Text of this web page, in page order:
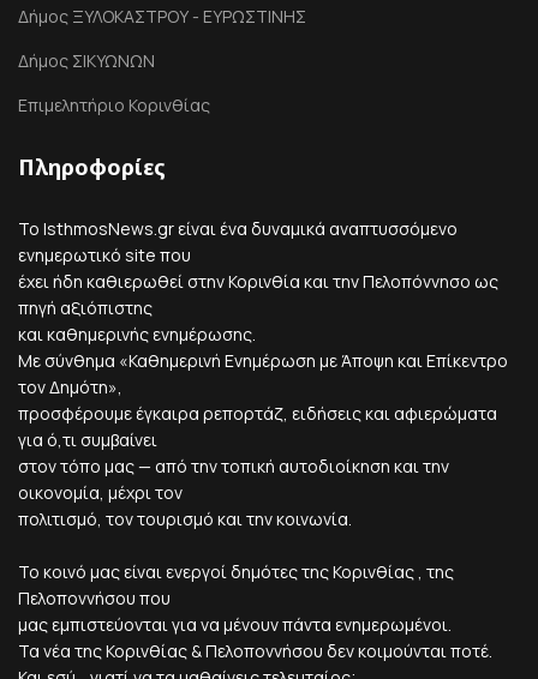
Δήμος ΞΥΛΟΚΑΣΤΡΟΥ - ΕΥΡΩΣΤΙΝΗΣ
Δήμος ΣΙΚΥΩΝΩΝ
Επιμελητήριο Κορινθίας
Πληροφορίες
Το IsthmosNews.gr είναι ένα δυναμικά αναπτυσσόμενο
ενημερωτικό site που
έχει ήδη καθιερωθεί στην Κορινθία και την Πελοπόννησο ως
πηγή αξιόπιστης
και καθημερινής ενημέρωσης.
Με σύνθημα «Καθημερινή Ενημέρωση με Άποψη και Επίκεντρο
τον Δημότη»,
προσφέρουμε έγκαιρα ρεπορτάζ, ειδήσεις και αφιερώματα
για ό,τι συμβαίνει
στον τόπο μας — από την τοπική αυτοδιοίκηση και την
οικονομία, μέχρι τον
πολιτισμό, τον τουρισμό και την κοινωνία.
Το κοινό μας είναι ενεργοί δημότες της Κορινθίας , της
Πελοποννήσου που
μας εμπιστεύονται για να μένουν πάντα ενημερωμένοι.
Τα νέα της Κορινθίας & Πελοποννήσου δεν κοιμούνται ποτέ.